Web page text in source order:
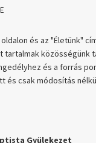
és az "Életünk"
közösségünk
és a forrás
és csak módosítás
Gyülekezet